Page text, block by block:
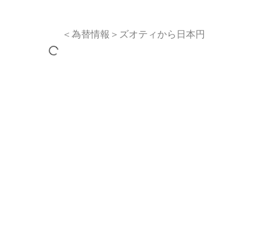
＜為替情報＞ズオティから日本円